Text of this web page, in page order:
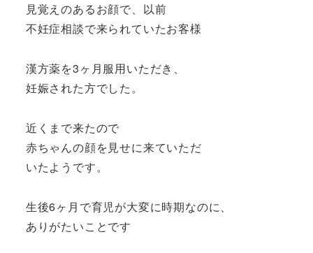
見覚えのあるお顔で、以前
不妊症相談で来られていたお客様
漢方薬を3ヶ月服用いただき、
妊娠された方でした。
近くまで来たので
赤ちゃんの顔を見せに来ていただ
いたようです。
生後6ヶ月で育児が大変に時期なのに、
ありがたいことです